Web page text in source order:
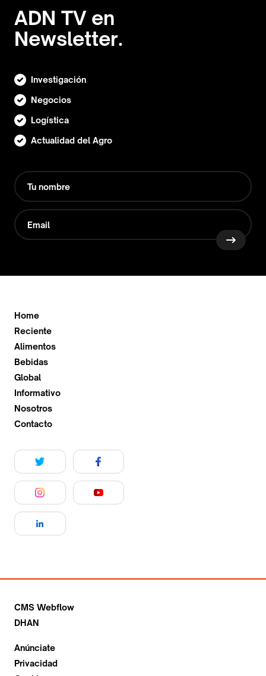
ADN TV en
Newsletter.
Investigación
Negocios
Logística
Actualidad del Agro
Home
Reciente
Alimentos
Bebidas
Global
Informativo
Nosotros
Contacto
CMS Webflow
DHAN
Anúnciate
Privacidad